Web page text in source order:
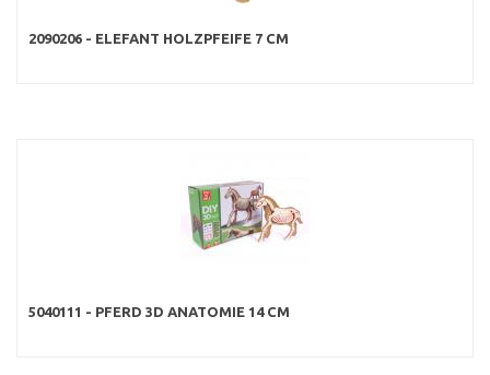
2090206 - ELEFANT HOLZPFEIFE 7 CM
5040111 - PFERD 3D ANATOMIE 14 CM